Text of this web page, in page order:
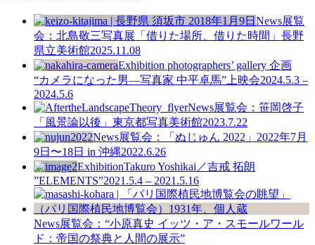
News展覧
会：北島敬三写真展「借りた場所、借りた時間」長野
県立美術館2025.11.08
Exhibition photographers’ gallery 企画
“カメラになった男—写真家 中平卓馬”上映会2024.5.3 –
2024.5.6
News展覧会：笹岡啓子
「風景論以後」東京都写真美術館2023.7.22
News展覧会：「ぬじゅん 2022」2022年7月
9日〜18日 in 沖縄2022.6.26
ExhibitionTakuro Yoshikai／吉戒 拓朗
”ELEMENTS”2021.5.4 – 2021.5.16
News展覧会：“小原真史 イッツ・ア・スモールワール
ド：帝国の祭典と人間の展示”